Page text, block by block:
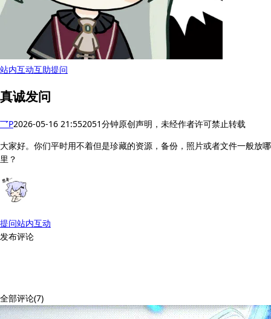
站内互动互助提问
真诚发问
乛P2026-05-16 21:552051分钟原创声明，未经作者许可禁止转载
大家好。你们平时用不着但是珍藏的资源，备份，照片或者文件一般放哪
里？
提问站内互动
发布评论
全部评论(7)